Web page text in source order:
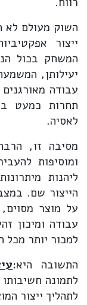
השוק מעולם לא
ייצור
המשחק בכול
יעילותן,
עבודה מאורגנים
תחרות כמעט
לאסיה.
מסיבה זו,
ומוסיפות
ליהנות
הייצור שם.
על מוצר
עבודה ומיכון
למכור יותר מכל
התשובה היא:
לתמונה
לתהליך ייצור